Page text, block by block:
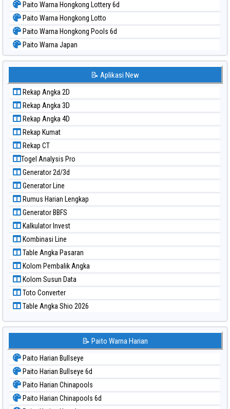
Paito Warna Hongkong Lottery 6d
Paito Warna Hongkong Lotto
Paito Warna Hongkong Pools 6d
Paito Warna Japan
Paito Warna Japan 6d
Paito Warna Kuda Lari
Paito Warna Magnum Cambodia
Paito Warna Nagoya
Paito Warna New York Midday
Paito Warna North Carolina Day
Paito Warna Pcso
Paito Warna Pennsylvania Day
Paito Warna Sao Paulo
Paito Warna Singapore
Paito Warna Sydney
Paito Warna Sydney Lottery
Paito Warna Sydney Lottery 6d
Paito Warna Sydney Lotto
Paito Warna Sydney Pools 6d
Paito Warna Taipei
Paito Warna Taiwan
📝 Aplikasi New
Rekap Angka 2D
Rekap Angka 3D
Rekap Angka 4D
Rekap Kumat
Rekap CT
Togel Analysis Pro
Generator 2d/3d
Generator Line
Rumus Harian Lengkap
Generator BBFS
Kalkulator Invest
Kombinasi Line
Table Angka Pasaran
Kolom Pembalik Angka
Kolom Susun Data
Toto Converter
Table Angka Shio 2026
📝 Paito Warna Harian
Paito Harian Bullseye
Paito Harian Bullseye 6d
Paito Harian Chinapools
Paito Harian Chinapools 6d